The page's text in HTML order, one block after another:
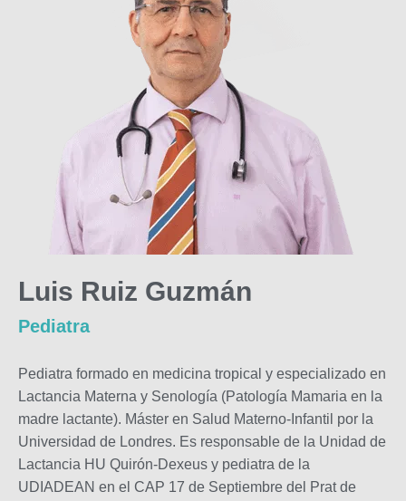
Luis Ruiz Guzmán
Pediatra
Pediatra formado en medicina tropical y especializado en
Lactancia Materna y Senología (Patología Mamaria en la
madre lactante). Máster en Salud Materno-Infantil por la
Universidad de Londres. Es responsable de la Unidad de
Lactancia HU Quirón-Dexeus y pediatra de la
UDIADEAN en el CAP 17 de Septiembre del Prat de